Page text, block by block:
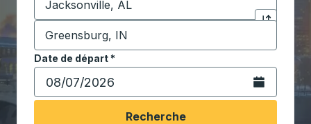
Commencez à saisir la ville d'origine pour ouvrir
Cliquez
Destination *
Commencez à saisir la ville de destination pour
Date de départ*
Tapez la date au format date Barre oblique du mois à
Ouvrez le
Recherche